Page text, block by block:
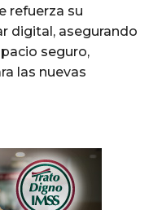
refuerza su
digital, asegurando
seguro,
las nuevas